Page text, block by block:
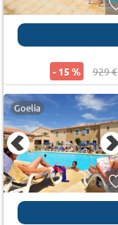
- 15 % 929 €
Goelia